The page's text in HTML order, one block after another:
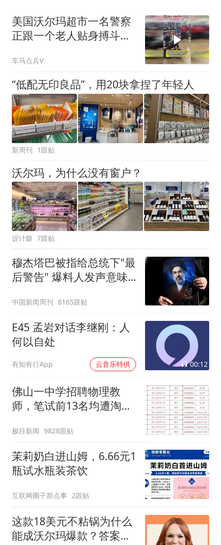
美国沃尔玛超市一名警察
正跟一个老人贴身搏斗，
车马点兵V
“低配无印良品”，用20块拿捏了年轻人
新周刊 1跟贴
沃尔玛，为什么没有窗户？
设计癖 7跟贴
穆杰塔巴被指给总统下"最
后警告" 爆料人发声意味
中国新闻周刊 8165跟贴
E45 孟岩对话李继刚：人
何以自处
有知有行App 云音乐特供 00:12
佛山一中学招聘物理教
师，笔试前13名均遭淘
聘，成立调查组全面核查
极目新闻 9828跟贴
茉莉奶白进山姆，6.66元1
瓶试水瓶装茶饮
互联网圈子那点事 2跟贴
这款18美元不粘锅为什么
能成沃尔玛爆款？答案就